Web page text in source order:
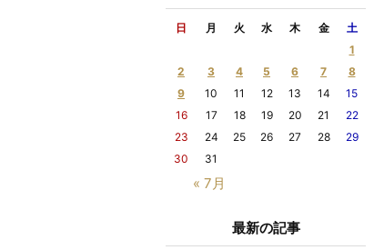
日 月 火 水 木 金 土
« 7月
1
2
3 4 5 6 7
8
9
10 11 12 13 14
15
16
17 18 19 20 21
22
23
24 25 26 27 28
29
30
31
最新の記事